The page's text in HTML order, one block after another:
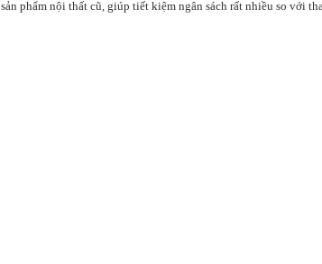
phẩm nội thất cũ, giúp tiết kiệm ngân sách rất nhiều so với